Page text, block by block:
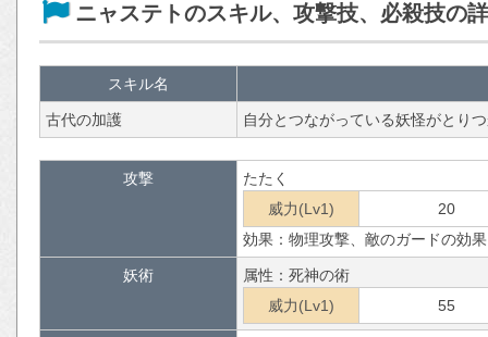
ニャステトのスキル、攻撃技、必殺技の
スキル名
古代の加護 自分とつながっている妖怪がとり
攻撃
たたく
威力(Lv1)
20
効果：物理攻撃、敵のガードの効
妖術
属性：死神の術
威力(Lv1)
55